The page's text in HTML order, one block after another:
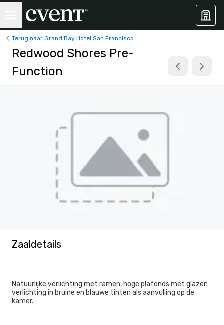
Terug naar Grand Bay Hotel San Francisco
Redwood Shores Pre-
Function
Zaaldetails
Natuurlijke verlichting met ramen, hoge plafonds met glazen
verlichting in bruine en blauwe tinten als aanvulling op de
kamer.